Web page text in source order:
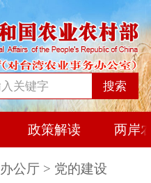
搜索
政策解读 两岸
办公厅> 党的建设